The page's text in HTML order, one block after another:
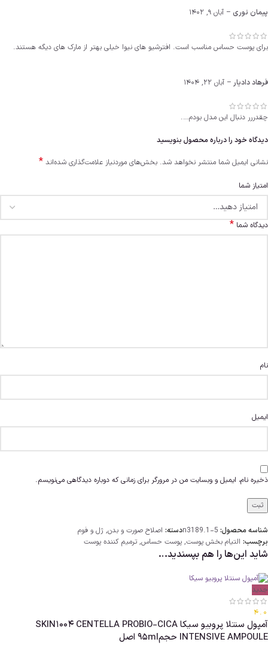
پیمان نوری – آبان 9, 1402
برای پوست حساس مناسب است. افترشیو های نیوا خیلی بهتر از مارک های دیگه هستند.
فرهاد دادیار – آبان 22, 1404
چقدررر دنبال این مدل بودم….
دیدگاه خود را درباره محصول بنویسید
نشانی ایمیل شما منتشر نخواهد شد. بخش‌های موردنیاز علامت‌گذاری شده‌اند *
امتیاز شما
دیدگاه شما *
نام
ایمیل
ذخیره نام، ایمیل و وبسایت من در مرورگر برای زمانی که دوباره دیدگاهی می‌نویسم.
شناسه محصول: n3189.1-5دسته: اصلاح صورت و بدن, ژل و فوم
برچسب: التیام بخش پوست, پوست حساس, ترمیم کننده پوست
شاید این‌ها را هم بپسندید…
جدید
4.0
آمپول سنتلا پروبیو سیکا SKIN1004 CENTELLA PROBIO-CICA
INTENSIVE AMPOULE حجم95ml اصل